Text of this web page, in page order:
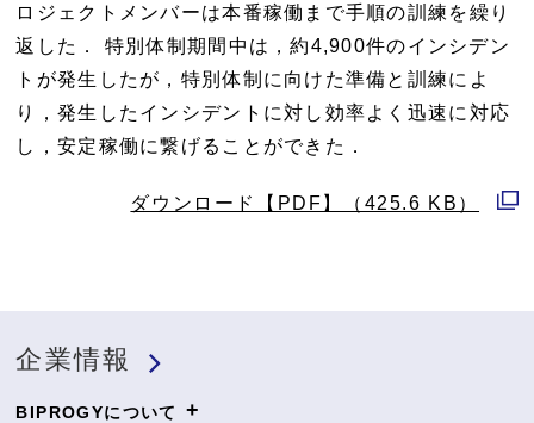
ロジェクトメンバーは本番稼働まで手順の訓練を繰り
返した． 特別体制期間中は，約4,900件のインシデン
トが発生したが，特別体制に向けた準備と訓練によ
り，発生したインシデントに対し効率よく迅速に対応
し，安定稼働に繋げることができた．
ダウンロード【PDF】（425.6 KB）
企業情報
BIPROGYについて +